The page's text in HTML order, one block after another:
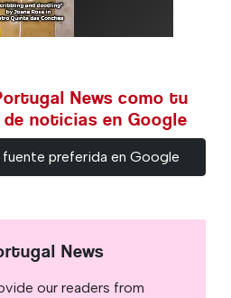
News como tu
noticias en Google
preferida en Google
News
our readers from